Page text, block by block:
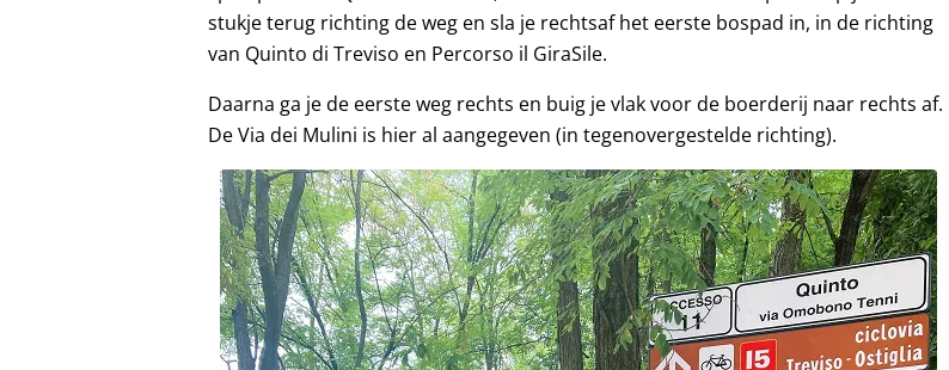
stukje terug richting de weg en sla je rechtsaf het eerste bospad in, in de richting
van Quinto di Treviso en Percorso il GiraSile.
Daarna ga je de eerste weg rechts en buig je vlak voor de boerderij naar rechts af.
De Via dei Mulini is hier al aangegeven (in tegenovergestelde richting).